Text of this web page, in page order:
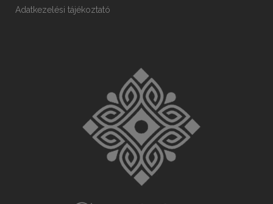
Adatkezelési tájékoztató